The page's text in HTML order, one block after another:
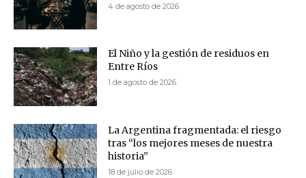
4 de agosto de 2026
El Niño y la gestión de residuos en
Entre Ríos
1 de agosto de 2026
La Argentina fragmentada: el riesgo
tras “los mejores meses de nuestra
historia”
18 de julio de 2026